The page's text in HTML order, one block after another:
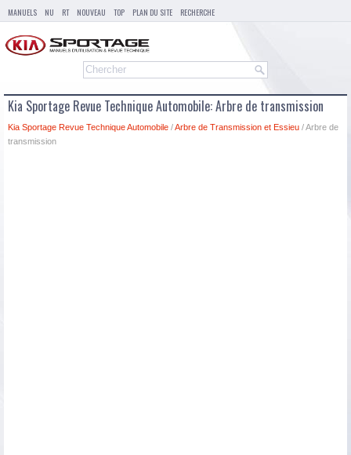
MANUELS NU RT NOUVEAU TOP PLAN DU SITE RECHERCHE
Kia Sportage Revue Technique Automobile: Arbre de transmission
Kia Sportage Revue Technique Automobile /Arbre de Transmission et Essieu / Arbre de
transmission